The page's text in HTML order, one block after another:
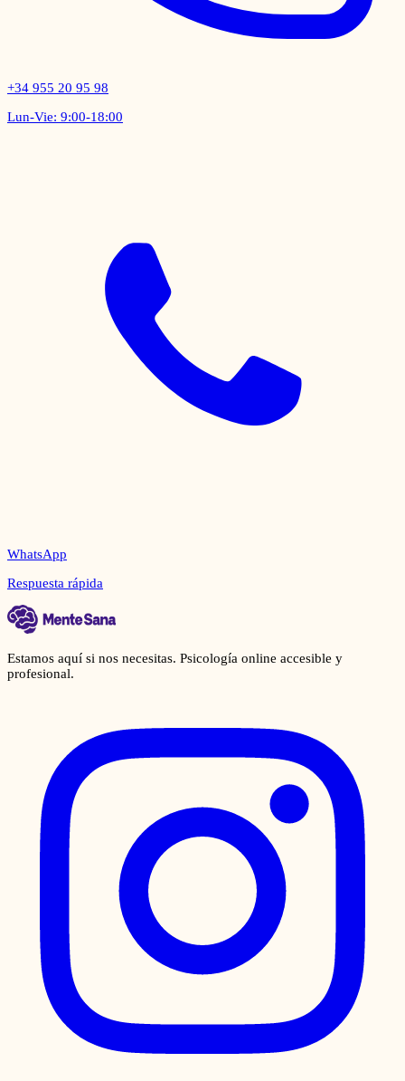
+34 955 20 95 98
Lun-Vie: 9:00-18:00
WhatsApp
Respuesta rápida
Estamos aquí si nos necesitas. Psicología online accesible y
profesional.